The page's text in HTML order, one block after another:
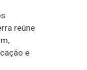
reúne
e